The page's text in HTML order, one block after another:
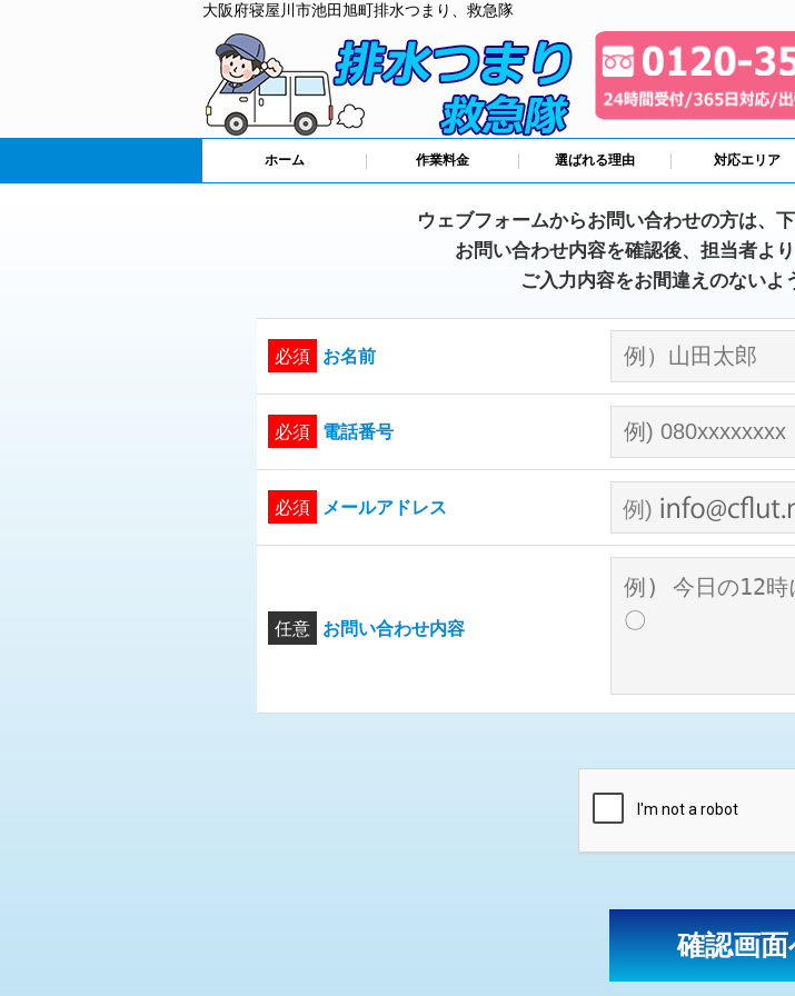
大阪府寝屋川市池田旭町排水つまり、救急隊
ホーム 作業料金 選ばれる理由 対応エリア
ウェブフォームからお問い合わせの方は、
お問い合わせ内容を確認後、担当者よ
ご入力内容をお間違えのないよ
必須 お名前
必須 電話番号
必須 メールアドレス 例)
任意 お問い合わせ内容